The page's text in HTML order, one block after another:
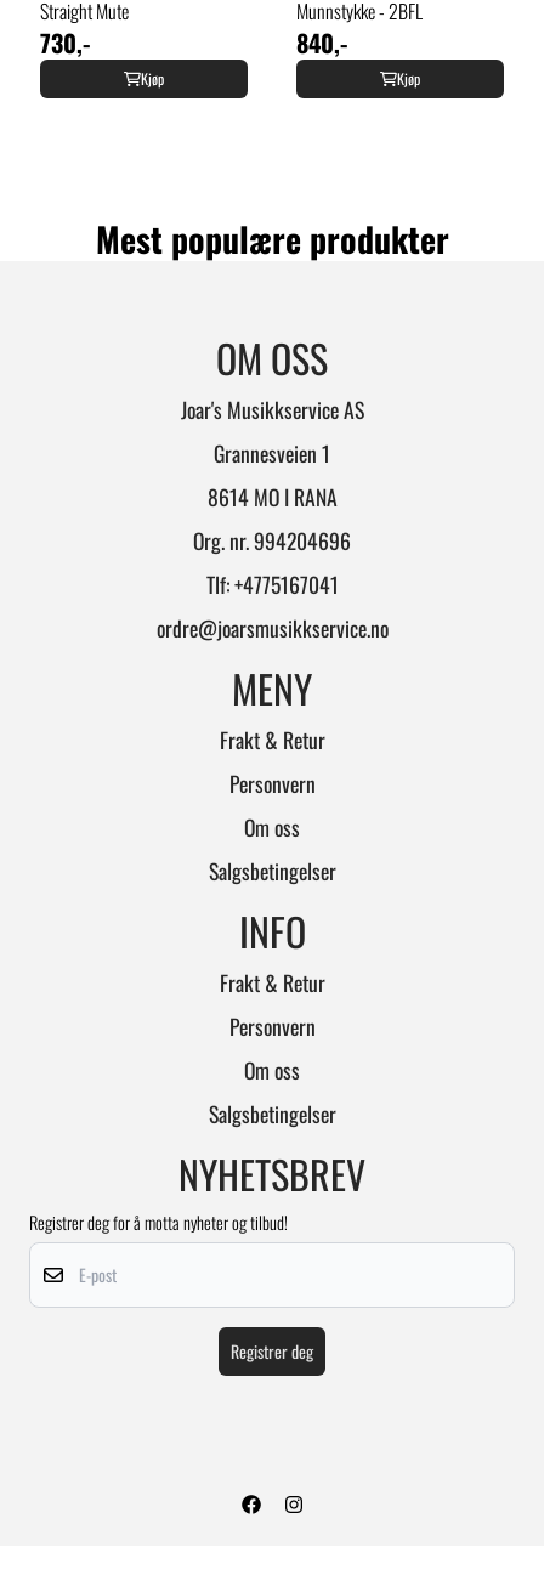
Straight Mute
730,-
Kjøp
Munnstykke - 2BFL
840,-
Kjøp
Mest populære produkter
OM OSS
Joar's Musikkservice AS
Grannesveien 1
8614 MO I RANA
Org. nr. 994204696
Tlf:+4775167041
ordre@joarsmusikkservice.no
MENY
Frakt & Retur
Personvern
Om oss
Salgsbetingelser
INFO
Frakt & Retur
Personvern
Om oss
Salgsbetingelser
NYHETSBREV
Registrer deg for å motta nyheter og tilbud!
E-post
Registrer deg